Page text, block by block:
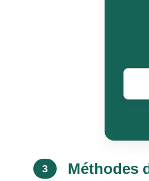
3 Méthodes